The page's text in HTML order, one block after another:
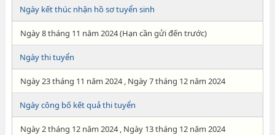
Ngày kết thúc nhận hồ sơ tuyển sinh
Ngày 8 tháng 11 năm 2024 (Hạn cần gửi đến trước)
Ngày thi tuyển
Ngày 23 tháng 11 năm 2024 , Ngày 7 tháng 12 năm 2024
Ngày công bố kết quả thi tuyển
Ngày 2 tháng 12 năm 2024 , Ngày 13 tháng 12 năm 2024